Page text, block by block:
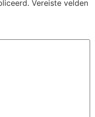
Vereiste velden